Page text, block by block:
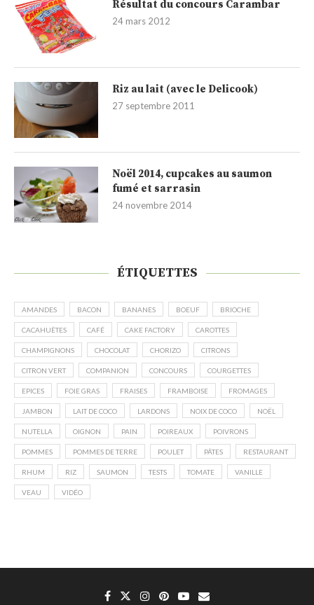
Résultat du concours Carambar
24 mars 2012
Riz au lait (avec le Delicook)
27 septembre 2011
Noël 2014, cupcakes au saumon
fumé et sarrasin
24 novembre 2014
ÉTIQUETTES
AMANDES BACON BANANES BOEUF BRIOCHE
CACAHUÈTES CAFÉ CAKE FACTORY CAROTTES
CHAMPIGNONS CHOCOLAT CHORIZO CITRONS
CITRON VERT COMPANION CONCOURS COURGETTES
EPICES FOIE GRAS FRAISES FRAMBOISE FROMAGES
JAMBON LAIT DE COCO LARDONS NOIX DE COCO NOËL
NUTELLA OIGNON PAIN POIREAUX POIVRONS
POMMES POMMES DE TERRE POULET PÂTES RESTAURANT
RHUM RIZ SAUMON TESTS TOMATE VANILLE
VEAU VIDÉO